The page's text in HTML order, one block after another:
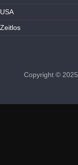
USA
Zeitlos
Copyright © 2025